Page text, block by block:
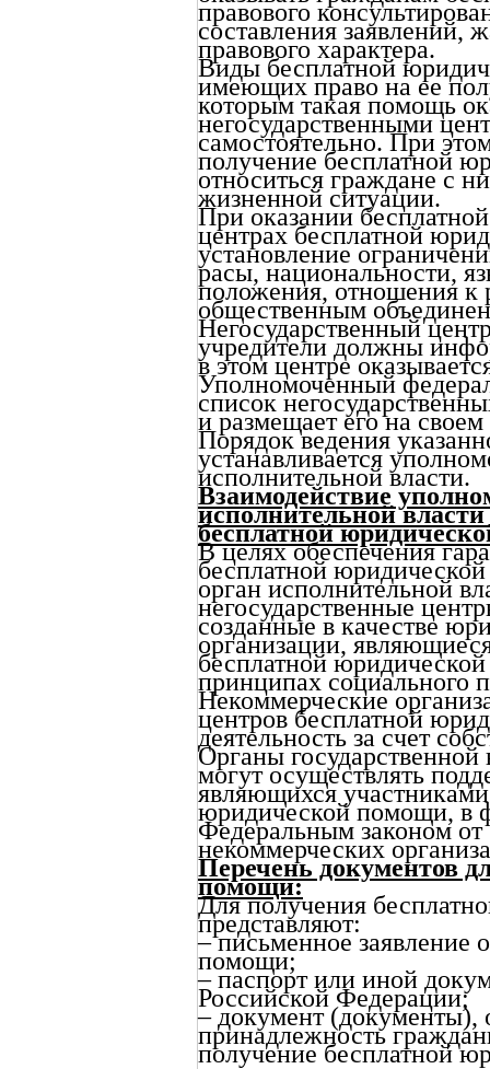
правового
составления заявлений,
правового характера.
Виды бесплатной
имеющих право на ее
которым такая помощь
негосударственными
самостоятельно. При
получение бесплатной
относиться граждане с
жизненной ситуации.
При оказании
центрах бесплатной
установление
расы, национальности,
положения, отношения к
общественным
Негосударственный
учредители должны
в этом центре
Уполномоченный
список
и размещает его на
Порядок ведения
устанавливается
исполнительной власти.
Взаимодействие
исполнительной
бесплатной
В целях обеспечения
бесплатной
орган исполнительной
негосударственные
созданные в качестве
организации,
бесплатной
принципах социального
Некоммерческие
центров бесплатной
деятельность за счет
Органы государственной
могут осуществлять
являющихся
юридической помощи, в
Федеральным законом
некоммерческих
Перечень документов
помощи:
Для получения
представляют:
– письменное заявление
помощи;
– паспорт или иной
Российской Федерации;
– документ
принадлежность
получение бесплатной